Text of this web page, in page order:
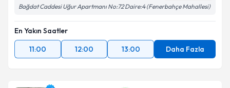
Bağdat Caddesi Uğur Apartmanı No:72 Daire:4 (Fenerbahçe Mahallesi)
En Yakın Saatler
11:00
12:00 13:00 Daha Fazla